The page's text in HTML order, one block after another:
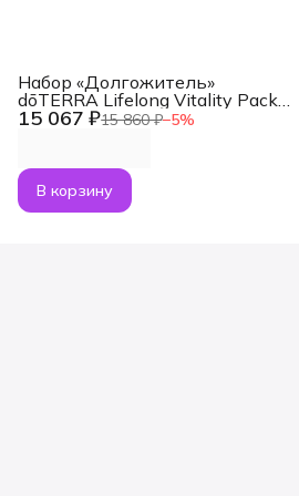
15 067 ₽15 860 ₽−5%
Набор «Долгожитель»
dōTERRA Lifelong Vitality Pack,
3x120 капсул
В корзину